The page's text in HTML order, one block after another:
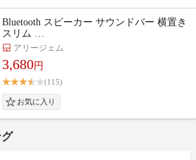
Bluetooth スピーカー サウンドバー 横置き
スリム …
アリージェム
3,680円
(115)